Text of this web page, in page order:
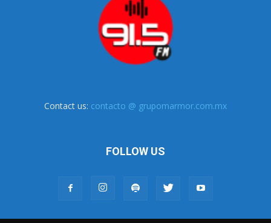
Contact us: contacto @ grupomarmor.com.mx
FOLLOW US